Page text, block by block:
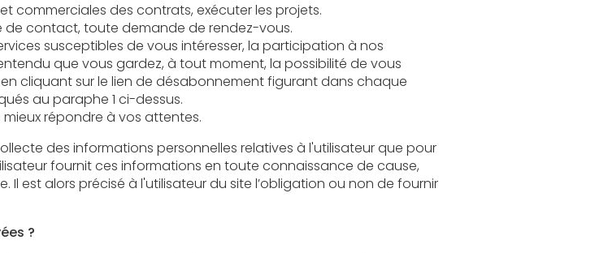
Permettre l’exécution et la gestion administratives et commerciales des contrats, exécuter les projets.
contact, toute demande de rendez-vous.
de vous intéresser, la participation à nos
gardez, à tout moment, la possibilité de vous
le lien de désabonnement figurant dans chaque
au paraphe 1 ci-dessus.
répondre à vos attentes.
personnelles relatives à l'utilisateur que pour
connaissance de cause,
ou non de fournir
?